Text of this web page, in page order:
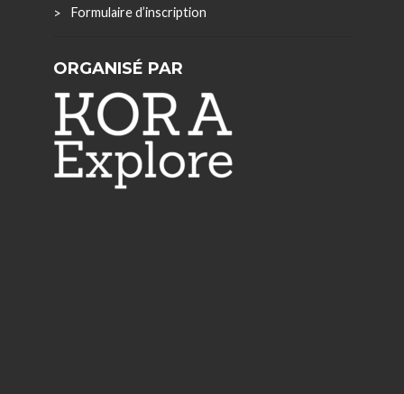
Formulaire d’inscription
ORGANISÉ PAR